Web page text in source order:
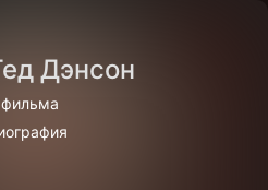
Дэнсон
соглашение
Для партнёров
каналы